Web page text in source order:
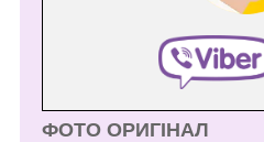
ФОТО ОРИГІНАЛ